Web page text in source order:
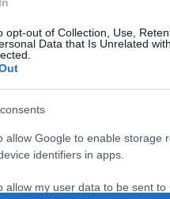
opt-out of Collection, Use,
Data that Is Unrelated
allow Google to enable storage
identifiers in apps.
allow my user data to be sent
,Kiss Kriszta